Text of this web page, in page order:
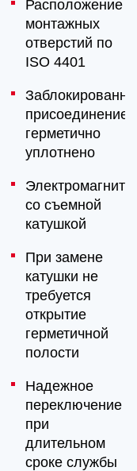
Расположение
монтажных
отверстий по
ISO 4401
присоединение
герметично
уплотнено
Электромагниты
со съемной
катушкой
При замене
катушки не
требуется
открытие
герметичной
полости
Надежное
переключение
при
длительном
сроке службы